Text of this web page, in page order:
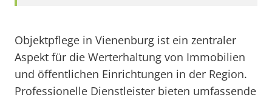
Objektpflege in Vienenburg ist ein zentraler
Aspekt für die Werterhaltung von Immobilien
und öffentlichen Einrichtungen in der Region.
Professionelle Dienstleister bieten umfassende